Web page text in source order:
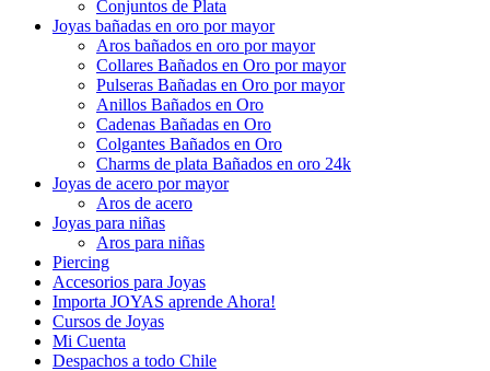
Conjuntos de Plata
Joyas bañadas en oro por mayor
Aros bañados en oro por mayor
Collares Bañados en Oro por mayor
Pulseras Bañadas en Oro por mayor
Anillos Bañados en Oro
Cadenas Bañadas en Oro
Colgantes Bañados en Oro
Charms de plata Bañados en oro 24k
Joyas de acero por mayor
Aros de acero
Joyas para niñas
Aros para niñas
Piercing
Accesorios para Joyas
Importa JOYAS aprende Ahora!
Cursos de Joyas
Mi Cuenta
Despachos a todo Chile